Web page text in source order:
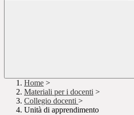
Home >
Materiali per i docenti >
Collegio docenti >
Unità di apprendimento